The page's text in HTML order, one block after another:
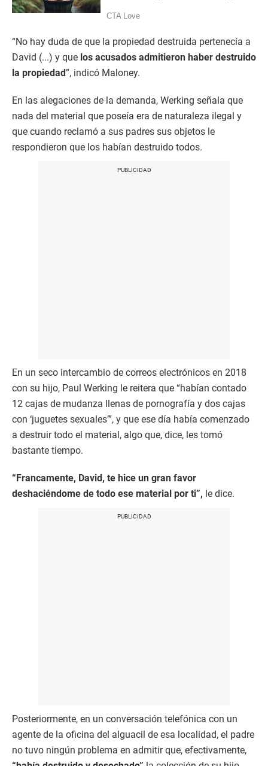
“No hay duda de que la propiedad destruida pertenecía a
David (...) y que los acusados admitieron haber destruido
la propiedad”, indicó Maloney.
En las alegaciones de la demanda, Werking señala que
nada del material que poseía era de naturaleza ilegal y
que cuando reclamó a sus padres sus objetos le
respondieron que los habían destruido todos.
En un seco intercambio de correos electrónicos en 2018
con su hijo, Paul Werking le reitera que “habían contado
12 cajas de mudanza llenas de pornografía y dos cajas
con ‘juguetes sexuales’”, y que ese día había comenzado
a destruir todo el material, algo que, dice, les tomó
bastante tiempo.
“Francamente, David, te hice un gran favor
deshaciéndome de todo ese material por ti”, le dice.
Posteriormente, en un conversación telefónica con un
agente de la oficina del alguacil de esa localidad, el padre
no tuvo ningún problema en admitir que, efectivamente,